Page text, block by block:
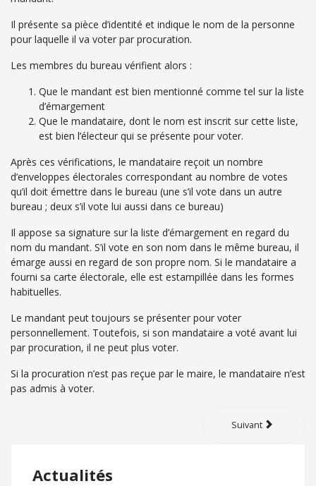
Il présente sa pièce d’identité et indique le nom de la personne
pour laquelle il va voter par procuration.
Les membres du bureau vérifient alors :
Que le mandant est bien mentionné comme tel sur la liste
d’émargement
Que le mandataire, dont le nom est inscrit sur cette liste,
est bien l’électeur qui se présente pour voter.
Après ces vérifications, le mandataire reçoit un nombre
d’enveloppes électorales correspondant au nombre de votes
qu’il doit émettre dans le bureau (une s’il vote dans un autre
bureau ; deux s’il vote lui aussi dans ce bureau)
Il appose sa signature sur la liste d’émargement en regard du
nom du mandant. S’il vote en son nom dans le même bureau, il
émarge aussi en regard de son propre nom. Si le mandataire a
fourni sa carte électorale, elle est estampillée dans les formes
habituelles.
Le mandant peut toujours se présenter pour voter
personnellement. Toutefois, si son mandataire a voté avant lui
par procuration, il ne peut plus voter.
Si la procuration n’est pas reçue par le maire, le mandataire n’est
pas admis à voter.
Suivant
Actualités